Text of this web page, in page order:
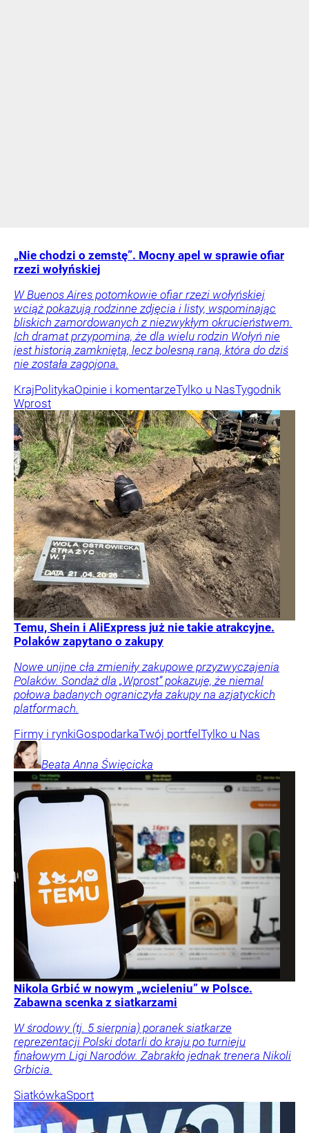
„Nie chodzi o zemstę”. Mocny apel w sprawie ofiar
rzezi wołyńskiej
W Buenos Aires potomkowie ofiar rzezi wołyńskiej
wciąż pokazują rodzinne zdjęcia i listy, wspominając
bliskich zamordowanych z niezwykłym okrucieństwem.
Ich dramat przypomina, że dla wielu rodzin Wołyń nie
jest historią zamkniętą, lecz bolesną raną, która do dziś
nie została zagojona.
KrajPolitykaOpinie i komentarzeTylko u NasTygodnik
Wprost
Temu, Shein i AliExpress już nie takie atrakcyjne.
Polaków zapytano o zakupy
Nowe unijne cła zmieniły zakupowe przyzwyczajenia
Polaków. Sondaż dla „Wprost” pokazuje, że niemal
połowa badanych ograniczyła zakupy na azjatyckich
platformach.
Firmy i rynkiGospodarkaTwój portfelTylko u Nas
Beata Anna Święcicka
Nikola Grbić w nowym „wcieleniu” w Polsce.
Zabawna scenka z siatkarzami
W środowy (tj. 5 sierpnia) poranek siatkarze
reprezentacji Polski dotarli do kraju po turnieju
finałowym Ligi Narodów. Zabrakło jednak trenera Nikoli
Grbicia.
SiatkówkaSport